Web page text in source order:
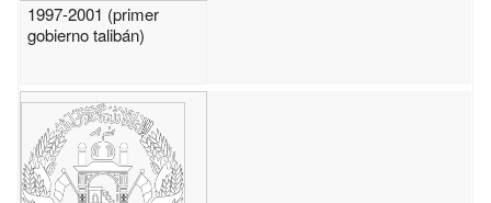
1997-2001 (primer
gobierno talibán)